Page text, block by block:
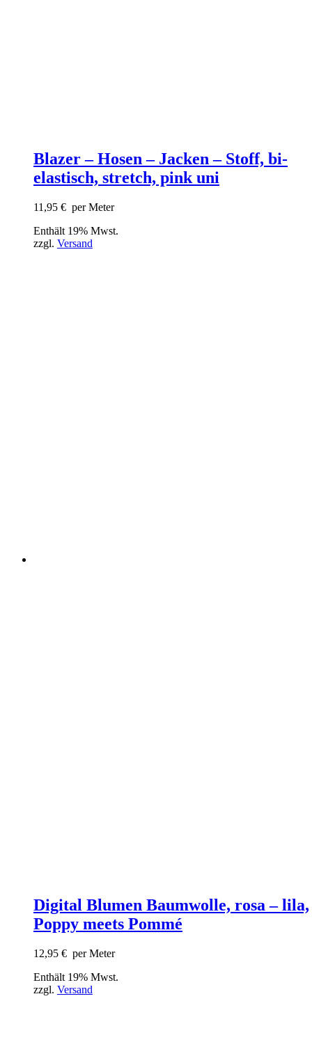
Blazer – Hosen – Jacken – Stoff, bi-
elastisch, stretch, pink uni
11,95 € per Meter
Enthält 19% Mwst.
zzgl. Versand
Digital Blumen Baumwolle, rosa – lila,
Poppy meets Pommé
12,95 € per Meter
Enthält 19% Mwst.
zzgl. Versand